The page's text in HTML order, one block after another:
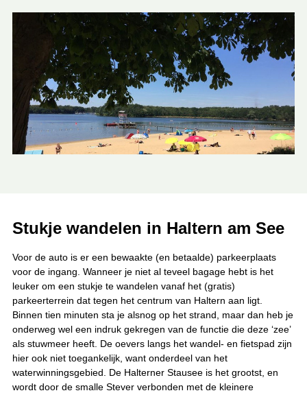
Stukje wandelen in Haltern am See
Voor de auto is er een bewaakte (en betaalde) parkeerplaats
voor de ingang. Wanneer je niet al teveel bagage hebt is het
leuker om een stukje te wandelen vanaf het (gratis)
parkeerterrein dat tegen het centrum van Haltern aan ligt.
Binnen tien minuten sta je alsnog op het strand, maar dan heb je
onderweg wel een indruk gekregen van de functie die deze ‘zee’
als stuwmeer heeft. De oevers langs het wandel- en fietspad zijn
hier ook niet toegankelijk, want onderdeel van het
waterwinningsgebied. De Halterner Stausee is het grootst, en
wordt door de smalle Stever verbonden met de kleinere